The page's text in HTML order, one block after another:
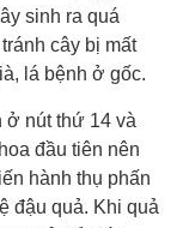
sinh ra quá
cây bị mất
lá bệnh ở gốc.
ở nút thứ 14 và
đầu tiên nên
hành thụ phấn
đậu quả. Khi quả